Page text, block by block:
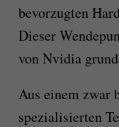
bevorzugten
Dieser
von Nvidia
Aus einem zwar
spezialisierten